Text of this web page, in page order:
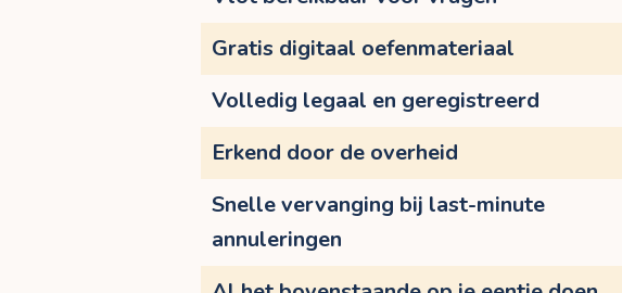
Gratis digitaal oefenmateriaal
Volledig legaal en geregistreerd
Erkend door de overheid
Snelle vervanging bij last-minute
annuleringen